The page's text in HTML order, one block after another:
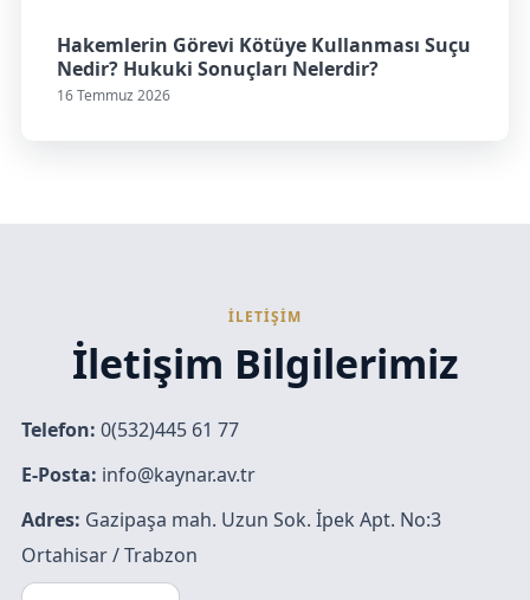
Hakemlerin Görevi Kötüye Kullanması Suçu
Nedir? Hukuki Sonuçları Nelerdir?
16 Temmuz 2026
İLETİŞİM
İletişim Bilgilerimiz
Telefon: 0(532)445 61 77
E-Posta: info@kaynar.av.tr
Adres: Gazipaşa mah. Uzun Sok. İpek Apt. No:3
Ortahisar / Trabzon